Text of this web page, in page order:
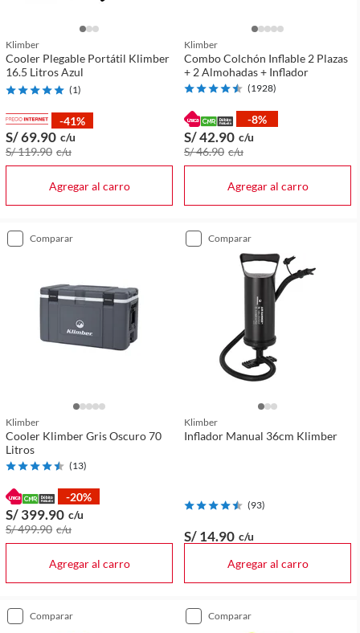
Klimber
Cooler Plegable Portátil Klimber
16.5 Litros Azul
(1)
-41%
S/ 69.90 c/u
S/ 119.90 c/u
Agregar al carro
Klimber
Combo Colchón Inflable 2 Plazas
+ 2 Almohadas + Inflador
(1928)
-8%
S/ 42.90 c/u
S/ 46.90 c/u
Agregar al carro
comparar
Klimber
Cooler Klimber Gris Oscuro 70
Litros
(13)
-20%
S/ 399.90 c/u
S/ 499.90 c/u
Agregar al carro
comparar
Klimber
Inflador Manual 36cm Klimber
(93)
S/ 14.90 c/u
Agregar al carro
comparar comparar